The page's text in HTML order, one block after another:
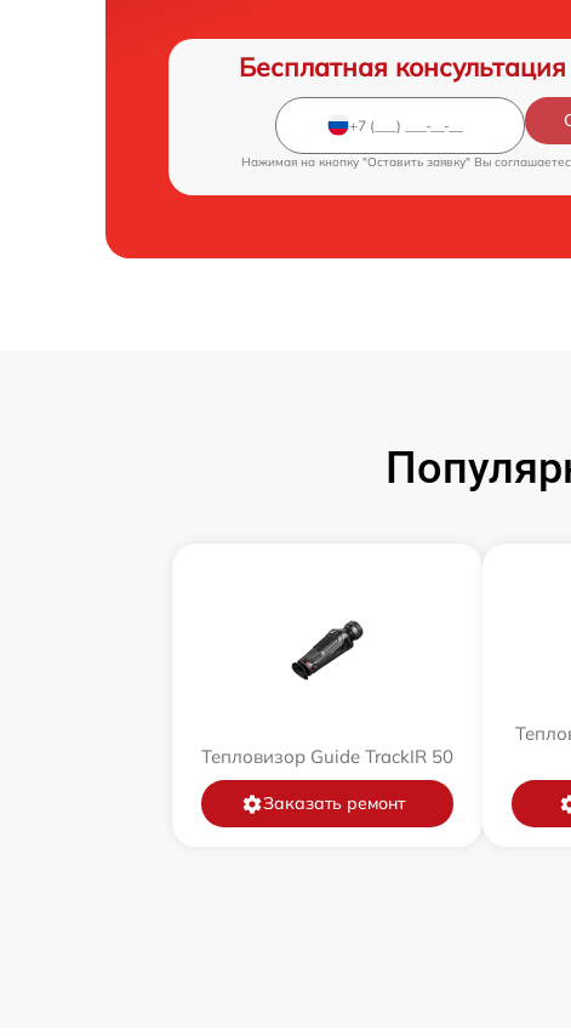
Бесплатная
Нажимая на кнопку "Оставить заявку" Вы
Тепловизор Guide TrackIR 50
Заказать ремонт